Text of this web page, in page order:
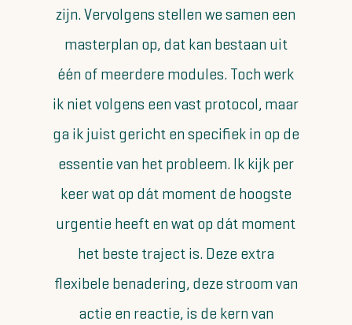
zijn. Vervolgens stellen we samen een
masterplan op, dat kan bestaan uit
één of meerdere modules. Toch werk
ik niet volgens een vast protocol, maar
ga ik juist gericht en specifiek in op de
essentie van het probleem. Ik kijk per
keer wat op dát moment de hoogste
urgentie heeft en wat op dát moment
het beste traject is. Deze extra
flexibele benadering, deze stroom van
actie en reactie, is de kern van